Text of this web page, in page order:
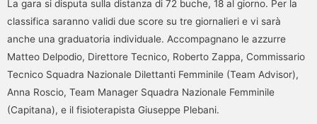
La gara si disputa sulla distanza di 72 buche, 18 al giorno. Per la
classifica saranno validi due score su tre giornalieri e vi sarà
anche una graduatoria individuale. Accompagnano le azzurre
Matteo Delpodio, Direttore Tecnico, Roberto Zappa, Commissario
Tecnico Squadra Nazionale Dilettanti Femminile (Team Advisor),
Anna Roscio, Team Manager Squadra Nazionale Femminile
(Capitana), e il fisioterapista Giuseppe Plebani.